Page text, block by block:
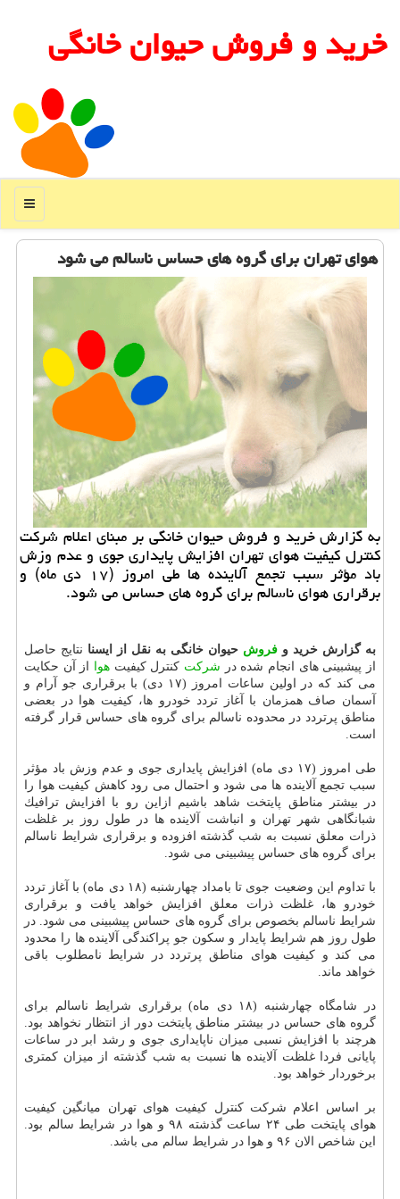
خرید و فروش حیوان خانگی
منو
هوای تهران برای گروه های حساس ناسالم می شود
به گزارش خرید و فروش حیوان خانگی بر مبنای اعلام شركت
كنترل كیفیت هوای تهران افزایش پایداری جوی و عدم وزش
باد مؤثر سبب تجمع آلاینده ها طی امروز (۱۷ دی ماه) و
برقراری هوای ناسالم برای گروه های حساس می شود.
به گزارش خرید و فروش حیوان خانگی به نقل از ایسنا نتایج حاصل
از پیشبینی های انجام شده در شركت كنترل كیفیت هوا از آن حكایت
می كند كه در اولین ساعات امروز (۱۷ دی) با برقراری جو آرام و
آسمان صاف همزمان با آغاز تردد خودرو ها، كیفیت هوا در بعضی
مناطق پرتردد در محدوده ناسالم برای گروه های حساس قرار گرفته
است.
طی امروز (۱۷ دی ماه) افزایش پایداری جوی و عدم وزش باد مؤثر
سبب تجمع آلاینده ها می شود و احتمال می رود كاهش كیفیت هوا را
در بیشتر مناطق پایتخت شاهد باشیم ازاین رو با افزایش ترافیك
شبانگاهی شهر تهران و انباشت آلاینده ها در طول روز بر غلظت
ذرات معلق نسبت به شب گذشته افزوده و برقراری شرایط ناسالم
برای گروه های حساس پیشبینی می شود.
با تداوم این وضعیت جوی تا بامداد چهارشنبه (۱۸ دی ماه) با آغاز تردد
خودرو ها، غلظت ذرات معلق افزایش خواهد یافت و برقراری
شرایط ناسالم بخصوص برای گروه های حساس پیشبینی می شود. در
طول روز هم شرایط پایدار و سكون جو پراكندگی آلاینده ها را محدود
می كند و كیفیت هوای مناطق پرتردد در شرایط نامطلوب باقی
خواهد ماند.
در شامگاه چهارشنبه (۱۸ دی ماه) برقراری شرایط ناسالم برای
گروه های حساس در بیشتر مناطق پایتخت دور از انتظار نخواهد بود.
هرچند با افزایش نسبی میزان ناپایداری جوی و رشد ابر در ساعات
پایانی فردا غلظت آلاینده ها نسبت به شب گذشته از میزان كمتری
برخوردار خواهد بود.
بر اساس اعلام شركت كنترل كیفیت هوای تهران میانگین كیفیت
هوای پایتخت طی ۲۴ ساعت گذشته ۹۸ و هوا در شرایط سالم بود.
این شاخص الان ۹۶ و هوا در شرایط سالم می باشد.